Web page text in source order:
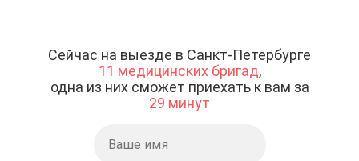
Сейчас на выезде в Санкт-Петербурге
11 медицинских бригад,
одна из них сможет приехать к вам за
29 минут